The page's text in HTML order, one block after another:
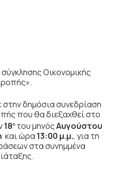
Οικονομικής
δημόσια συνεδρίαση
που θα διεξαχθεί στο
18ητου μηνόςΑυγούστου
και ώρα 13:00 μ.μ., για τη
στα συνημμένα